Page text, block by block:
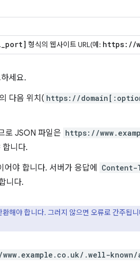
_port] 형식의 웹사이트 URL(예: https: //
세요.
다음 위치( https://
로 JSON 파일은 https://
합니다.
야 합니다. 서버가 응답에
Content-
니다.
환해야 합니다. 그러지 않으면 오류로 간주됩
.well-